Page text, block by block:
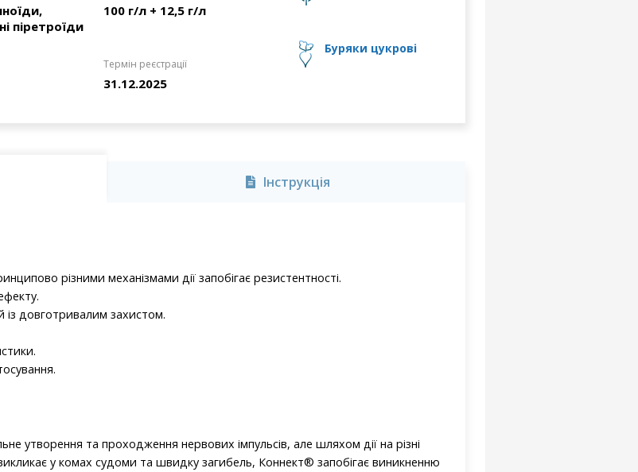
піретроїди
100 г/л + 12,5 г/л
Термін реєстрації
31.12.2025
буряки цукрові
Інструкція
різними механізмами дії запобігає резистентності.
довготривалим захистом.
утворення та проходження нервових імпульсів, але шляхом дії на різні
у комах судоми та швидку загибель, Коннект® запобігає виникненню